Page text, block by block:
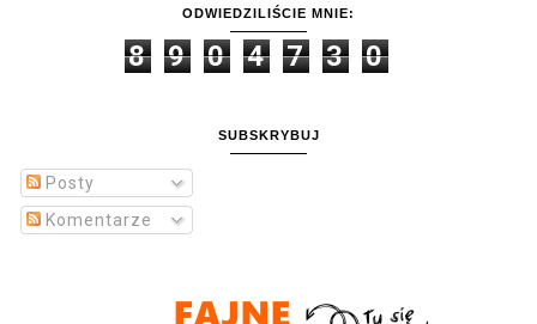
ODWIEDZILIŚCIE MNIE:
8 9 0 4 7 3 0
SUBSKRYBUJ
Posty
Komentarze